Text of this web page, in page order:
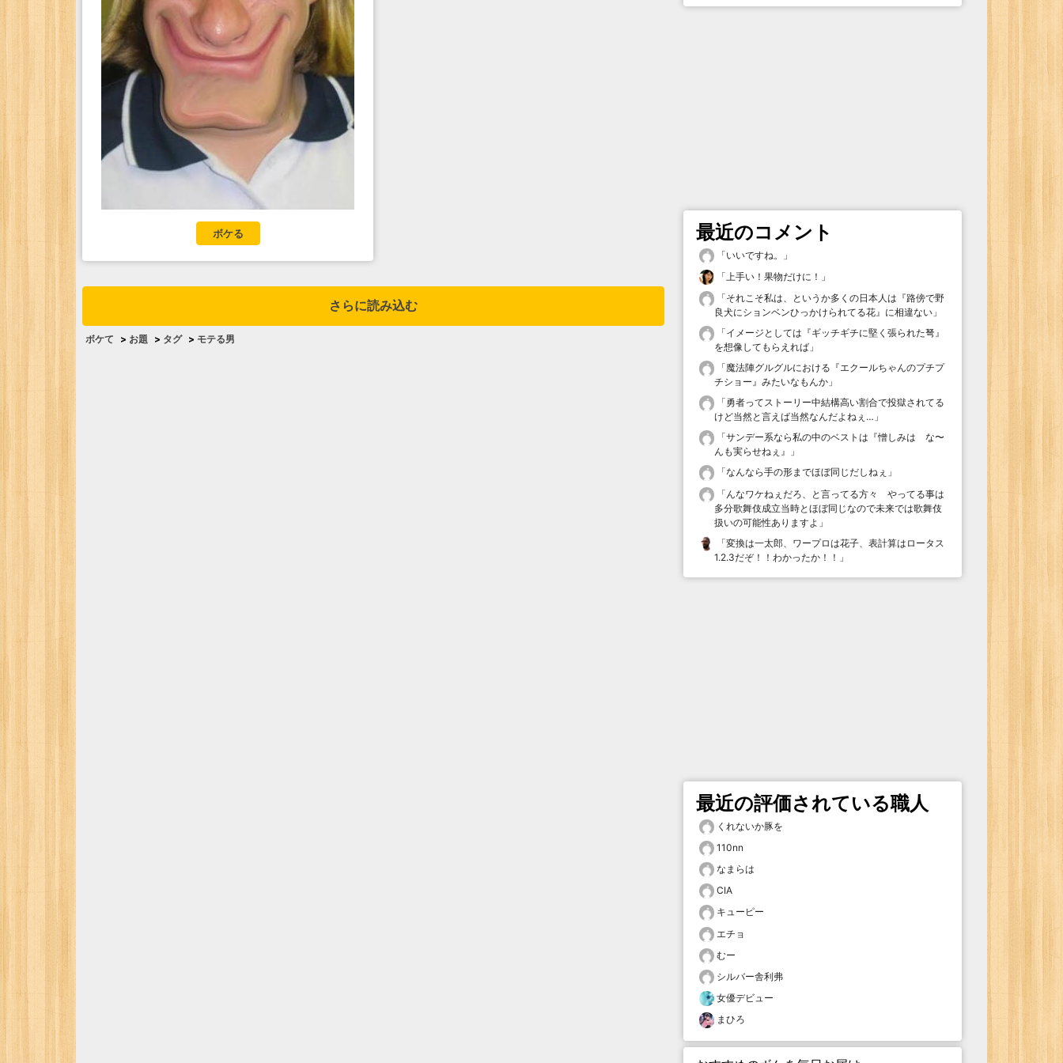
ボケる
さらに読み込む
ボケて > お題 > タグ > モテる男
最近のコメント
「いいですね。
」
「上手い！果物だけに！ 」
「それこそ私は、というか多くの日本人は『路傍で野
良犬にションベンひっかけられてる花』に相違ない 」
「イメージとしては『ギッチギチに堅く張られた弩』
を想像してもらえれば 」
「魔法陣グルグルにおける『エクールちゃんのプチプ
チショー』みたいなもんか 」
「勇者ってストーリー中結構高い割合で投獄されてる
けど当然と言えば当然なんだよねぇ… 」
「サンデー系なら私の中のベストは『憎しみは な〜
んも実らせねぇ』
」
「なんなら手の形までほぼ同じだしねぇ 」
「 んなワケねぇだろ、と言ってる方々 やってる事は
多分歌舞伎成立当時とほぼ同じなので未来では歌舞伎
扱いの可能性ありますよ 」
「変換は一太郎、ワープロは花子、表計算はロータス
1.2.3だぞ！！わかったか！！ 」
最近の評価されている職人
くれないか豚を
110nn
なまらは
CIA
キューピー
エチョ
むー
シルバー舎利弗
女優デビュー
まひろ